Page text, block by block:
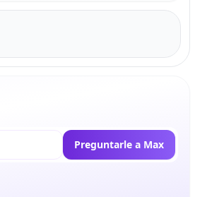
Preguntarle a Max